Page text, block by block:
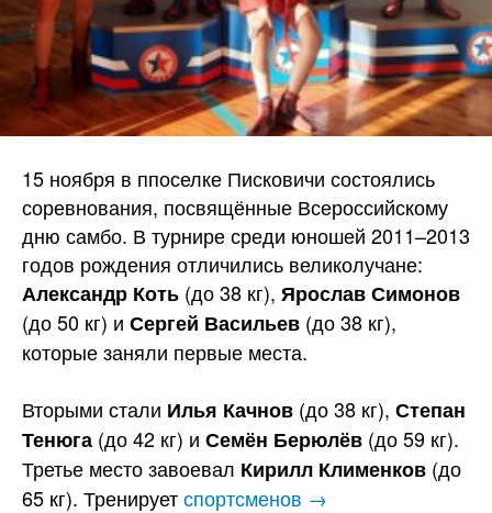
15 ноября в ппоселке Писковичи состоялись
соревнования, посвящённые Всероссийскому
дню самбо. В турнире среди юношей 2011–2013
годов рождения отличились великолучане:
Александр Коть (до 38 кг), Ярослав Симонов
(до 50 кг) и Сергей Васильев (до 38 кг),
которые заняли первые места.
Вторыми стали Илья Качнов (до 38 кг), Степан
Тенюга (до 42 кг) и Семён Берюлёв (до 59 кг).
Третье место завоевал Кирилл Клименков (до
65 кг). Тренируетспортсменов →